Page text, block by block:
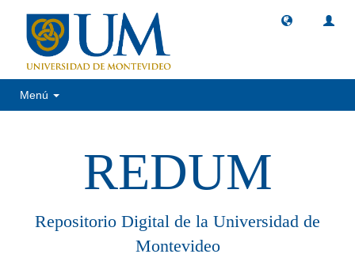
Menú
REDUM
Repositorio Digital de la Universidad de
Montevideo